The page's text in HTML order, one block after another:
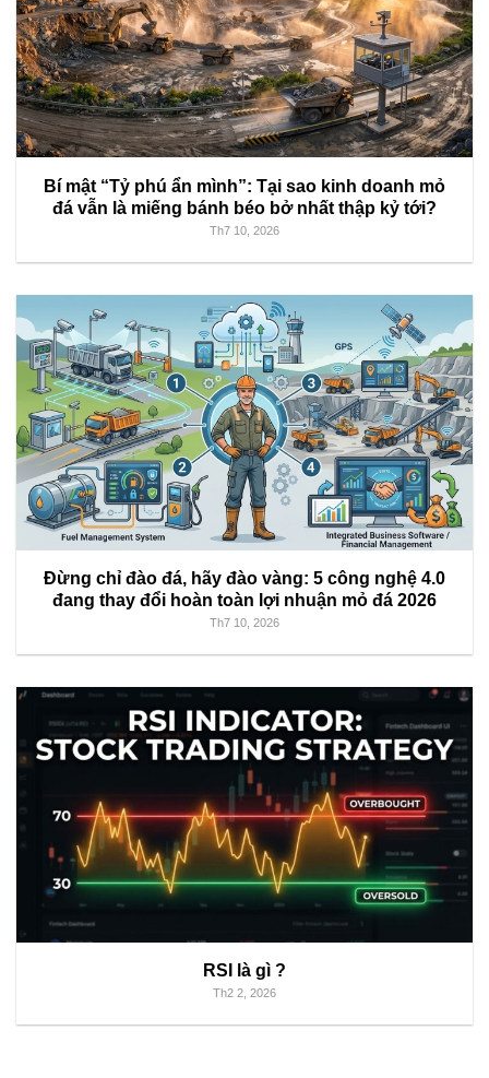
Bí mật “Tỷ phú ẩn mình”: Tại sao kinh doanh mỏ
đá vẫn là miếng bánh béo bở nhất thập kỷ tới?
Th7 10, 2026
Đừng chỉ đào đá, hãy đào vàng: 5 công nghệ 4.0
đang thay đổi hoàn toàn lợi nhuận mỏ đá 2026
Th7 10, 2026
RSI là gì ?
Th2 2, 2026